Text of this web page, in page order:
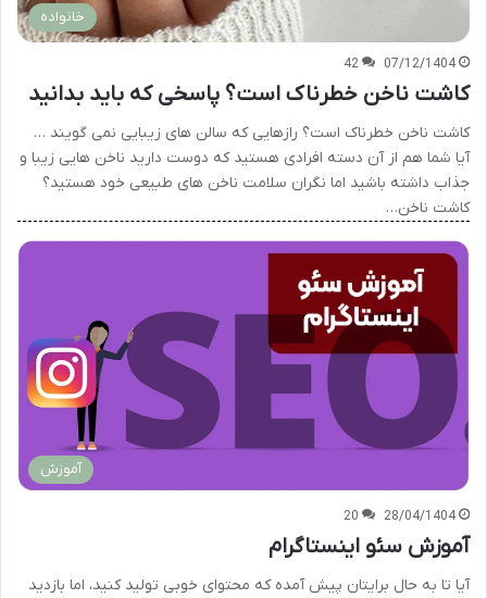
خانواده
07/12/1404
42
کاشت ناخن خطرناک است؟ پاسخی که باید بدانید
کاشت ناخن خطرناک است؟ رازهایی که سالن های زیبایی نمی گویند …
آیا شما هم از آن دسته افرادی هستید که دوست دارید ناخن هایی زیبا و
جذاب داشته باشید اما نگران سلامت ناخن های طبیعی خود هستید؟
کاشت ناخن…
آموزش
28/04/1404
20
آموزش سئو اینستاگرام
آیا تا به حال برایتان پیش آمده که محتوای خوبی تولید کنید، اما بازدید